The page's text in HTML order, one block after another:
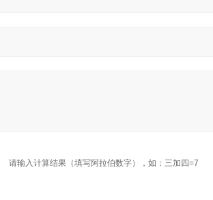
请输入计算结果（填写阿拉伯数字），如：三加四=7